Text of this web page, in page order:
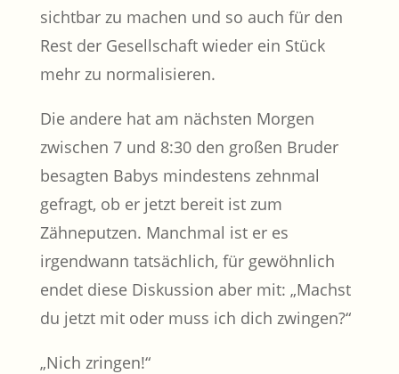
sichtbar zu machen und so auch für den
Rest der Gesellschaft wieder ein Stück
mehr zu normalisieren.
Die andere hat am nächsten Morgen
zwischen 7 und 8:30 den großen Bruder
besagten Babys mindestens zehnmal
gefragt, ob er jetzt bereit ist zum
Zähneputzen. Manchmal ist er es
irgendwann tatsächlich, für gewöhnlich
endet diese Diskussion aber mit: „Machst
du jetzt mit oder muss ich dich zwingen?“
„Nich zringen!“